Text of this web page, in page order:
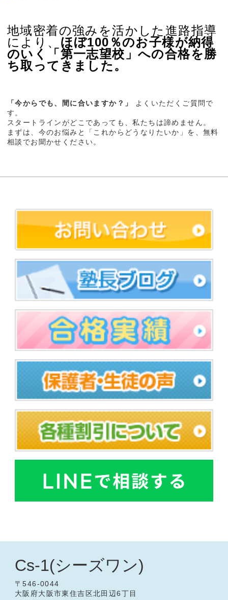
地域密着の強みを活かした進路指導
により、 ほぼ100％のお子様が納得
のいく「第一志望校」への合格を勝
ち取ってきました。
「今からでも、間に合いますか？」
よくいただくご質問で
す。
スタートラインがどこであっても、私たちは諦めません。
まずは、今のお悩みと「これからどうなりたいか」を、無料
相談でお聞かせください。
Cs-1(シーズワン)
〒546-0044
大阪府大阪市東住吉区北田辺6丁目